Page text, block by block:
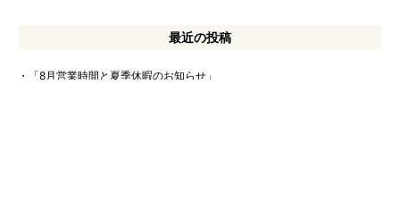
最近の投稿
「8月営業時間と夏季休暇のお知らせ」